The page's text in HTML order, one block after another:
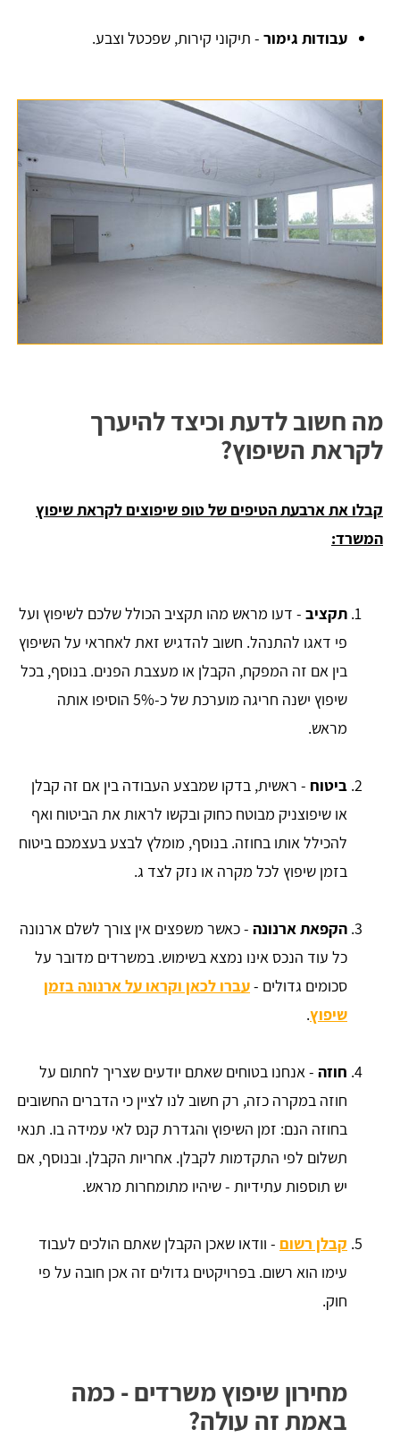
עבודות גימור - תיקוני קירות, שפכטל וצבע.
מה חשוב לדעת וכיצד להיערך
לקראת השיפוץ?
קבלו את ארבעת הטיפים של טופ שיפוצים לקראת שיפוץ
המשרד:
תקציב - דעו מראש מהו תקציב הכולל שלכם לשיפוץ ועל
פי דאגו להתנהל. חשוב להדגיש זאת לאחראי על השיפוץ
בין אם זה המפקח, הקבלן או מעצבת הפנים. בנוסף, בכל
שיפוץ ישנה חריגה מוערכת של כ-5% הוסיפו אותה
מראש.
ביטוח - ראשית, בדקו שמבצע העבודה בין אם זה קבלן
או שיפוצניק מבוטח כחוק ובקשו לראות את הביטוח ואף
להכילל אותו בחוזה. בנוסף, מומלץ לבצע בעצמכם ביטוח
בזמן שיפוץ לכל מקרה או נזק לצד ג.
הקפאת ארנונה - כאשר משפצים אין צורך לשלם ארנונה
כל עוד הנכס אינו נמצא בשימוש. במשרדים מדובר על
סכומים גדולים -עברו לכאן וקראו על ארנונה בזמן
שיפוץ.
חוזה - אנחנו בטוחים שאתם יודעים שצריך לחתום על
חוזה במקרה כזה, רק חשוב לנו לציין כי הדברים החשובים
בחוזה הנם: זמן השיפוץ והגדרת קנס לאי עמידה בו. תנאי
תשלום לפי התקדמות לקבלן. אחריות הקבלן. ובנוסף, אם
יש תוספות עתידיות - שיהיו מתומחרות מראש.
קבלן רשום - וודאו שאכן הקבלן שאתם הולכים לעבוד
עימו הוא רשום. בפרויקטים גדולים זה אכן חובה על פי
חוק.
מחירון שיפוץ משרדים - כמה
באמת זה עולה?